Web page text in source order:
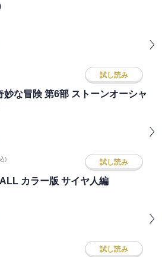
試し読み
妙な冒険 第6部 ストーンオーシャ
) 試し読み
カラー版 サイヤ人編
試し読み